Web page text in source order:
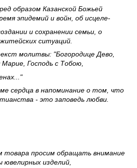
образом Казанской Божьей
эпидемий и войн, об исцеле-
и сохранении семьи, о
ситуаций.
молитвы: "Богородице Дево,
Господь с Тобою,
сердца в напоминание о том, что
- это заповедь любви.
товара просим обращать внимание
изделий,